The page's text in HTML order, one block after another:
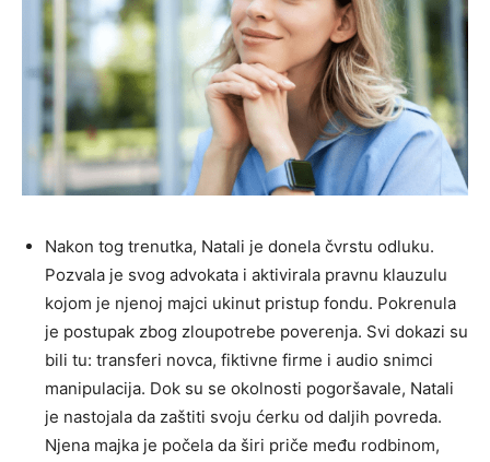
Nakon tog trenutka, Natali je donela čvrstu odluku.
Pozvala je svog advokata i aktivirala pravnu klauzulu
kojom je njenoj majci ukinut pristup fondu. Pokrenula
je postupak zbog zloupotrebe poverenja. Svi dokazi su
bili tu: transferi novca, fiktivne firme i audio snimci
manipulacija. Dok su se okolnosti pogoršavale, Natali
je nastojala da zaštiti svoju ćerku od daljih povreda.
Njena majka je počela da širi priče među rodbinom,